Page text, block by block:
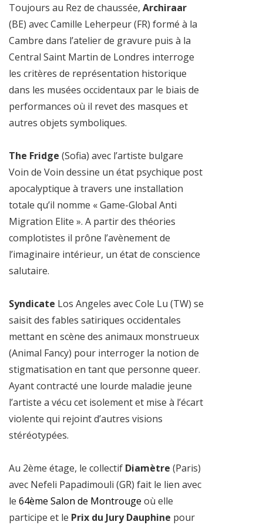
Toujours au Rez de chaussée, Archiraar
(BE) avec Camille Leherpeur (FR) formé à la
Cambre dans l’atelier de gravure puis à la
Central Saint Martin de Londres interroge
les critères de représentation historique
dans les musées occidentaux par le biais de
performances où il revet des masques et
autres objets symboliques.
The Fridge (Sofia) avec l’artiste bulgare
Voin de Voin dessine un état psychique post
apocalyptique à travers une installation
totale qu’il nomme « Game-Global Anti
Migration Elite ». A partir des théories
complotistes il prône l’avènement de
l’imaginaire intérieur, un état de conscience
salutaire.
Syndicate Los Angeles avec Cole Lu (TW) se
saisit des fables satiriques occidentales
mettant en scène des animaux monstrueux
(Animal Fancy) pour interroger la notion de
stigmatisation en tant que personne queer.
Ayant contracté une lourde maladie jeune
l’artiste a vécu cet isolement et mise à l’écart
violente qui rejoint d’autres visions
stéréotypées.
Au 2ème étage, le collectif Diamètre (Paris)
avec Nefeli Papadimouli (GR) fait le lien avec
le 64ème Salon de Montrouge où elle
participe et le Prix du Jury Dauphine pour